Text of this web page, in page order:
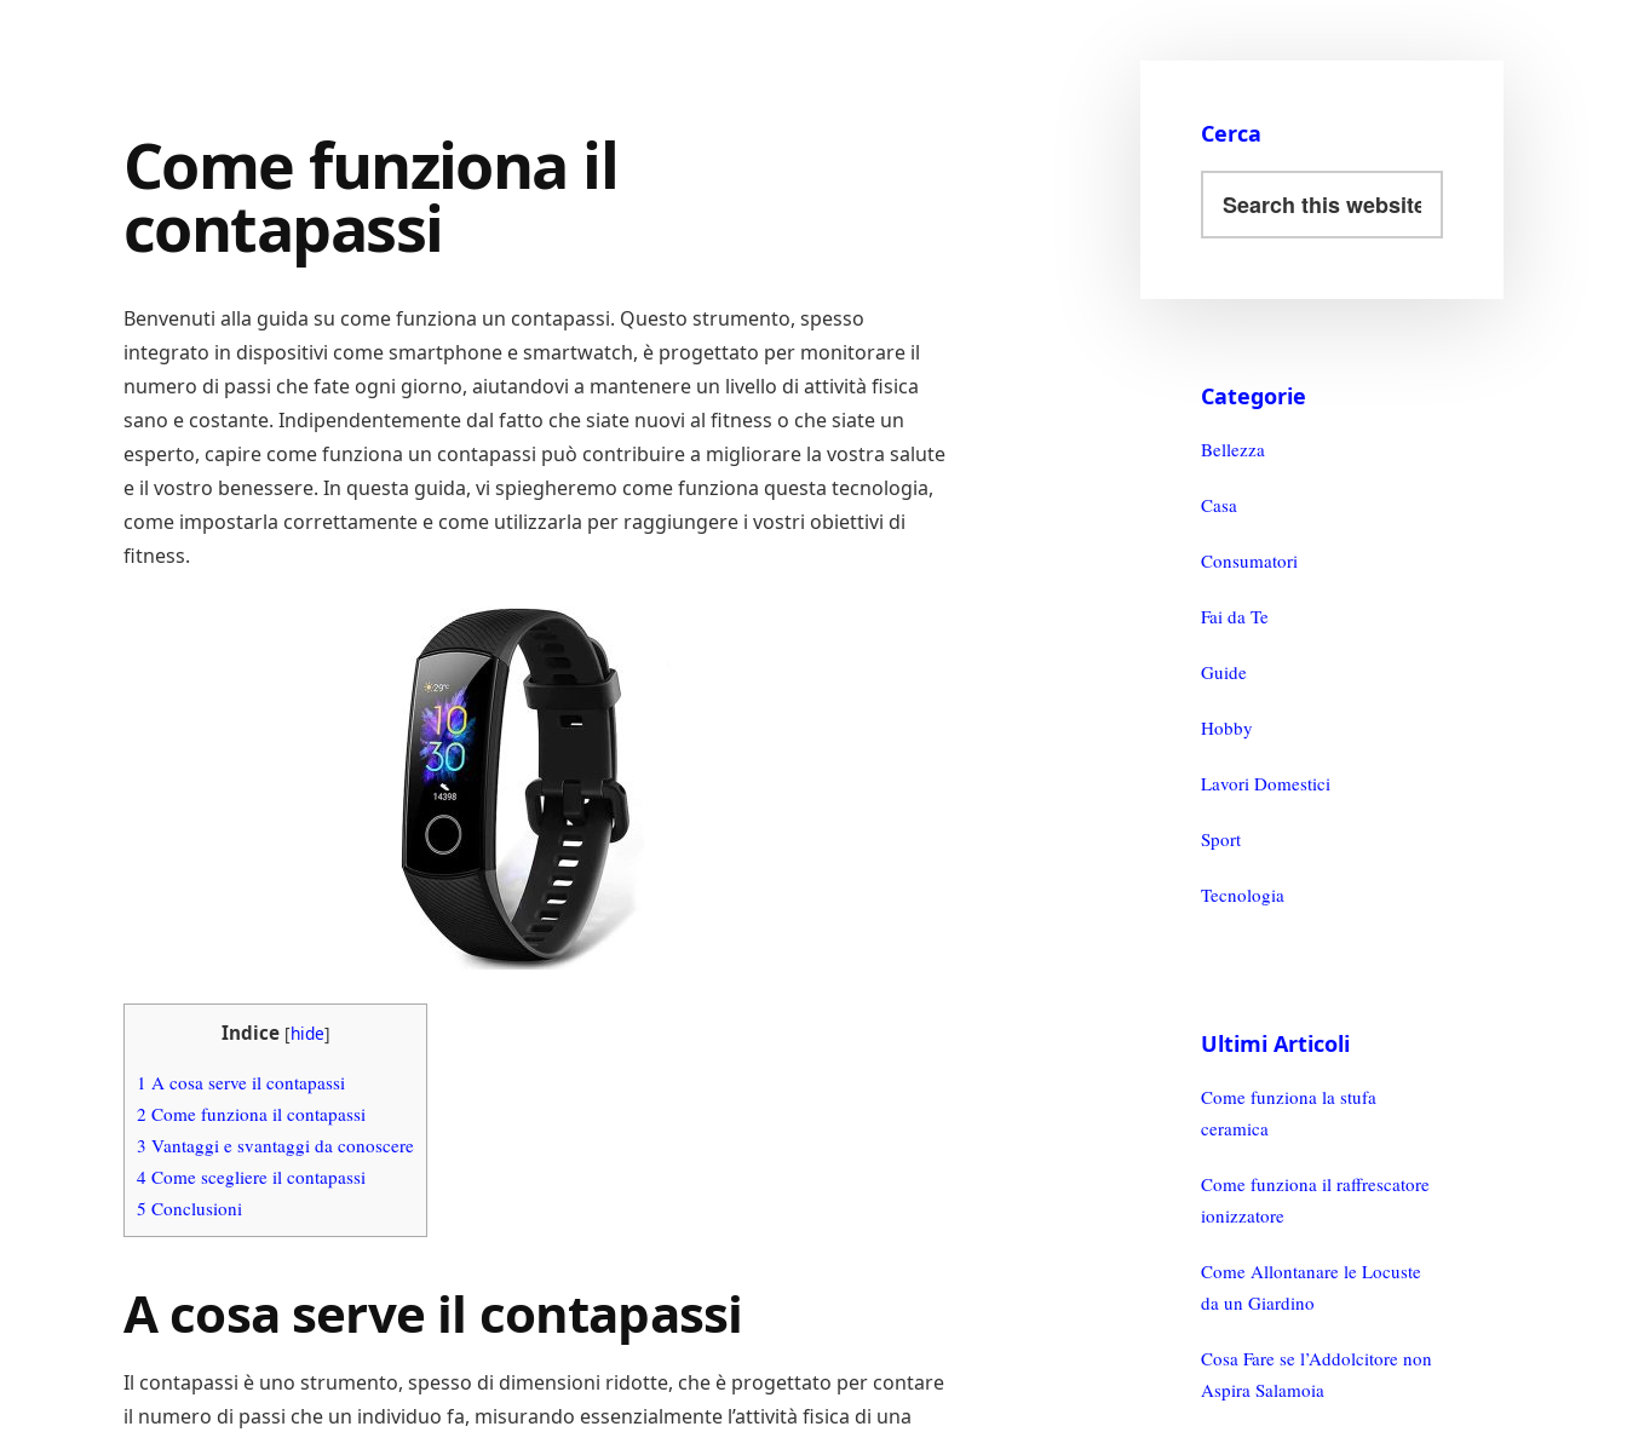
Come funziona il
contapassi
Benvenuti alla guida su come funziona un contapassi. Questo strumento, spesso
integrato in dispositivi come smartphone e smartwatch, è progettato per monitorare il
numero di passi che fate ogni giorno, aiutandovi a mantenere un livello di attività fisica
sano e costante. Indipendentemente dal fatto che siate nuovi al fitness o che siate un
esperto, capire come funziona un contapassi può contribuire a migliorare la vostra salute
e il vostro benessere. In questa guida, vi spiegheremo come funziona questa tecnologia,
come impostarla correttamente e come utilizzarla per raggiungere i vostri obiettivi di
fitness.
Indice [hide]
1 A cosa serve il contapassi
2 Come funziona il contapassi
3 Vantaggi e svantaggi da conoscere
4 Come scegliere il contapassi
5 Conclusioni
A cosa serve il contapassi
Il contapassi è uno strumento, spesso di dimensioni ridotte, che è progettato per contare
il numero di passi che un individuo fa, misurando essenzialmente l’attività fisica di una
Cerca
Categorie
Bellezza
Casa
Consumatori
Fai da Te
Guide
Hobby
Lavori Domestici
Sport
Tecnologia
Ultimi Articoli
Come funziona la stufa
ceramica
Come funziona il raffrescatore
ionizzatore
Come Allontanare le Locuste
da un Giardino
Cosa Fare se l’Addolcitore non
Aspira Salamoia